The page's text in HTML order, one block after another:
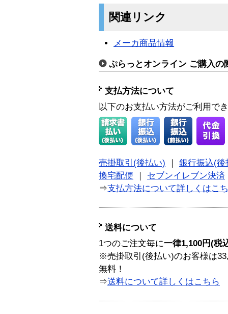
関連リンク
メーカ商品情報
ぷらっとオンライン ご購入の
支払方法について
以下のお支払い方法がご利用で
売掛取引(後払い)
銀行振込(後
換宅配便
セブンイレブン決済
⇒支払方法について詳しくはこ
送料について
1つのご注文毎に一律1,100円(税
※売掛取引(後払い)のお客様は
無料！
⇒送料について詳しくはこちら